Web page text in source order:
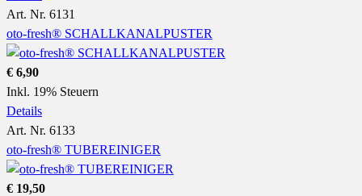
Art. Nr. 6131
oto-fresh® SCHALLKANALPUSTER
€ 6,90
Inkl. 19% Steuern
Details
Art. Nr. 6133
oto-fresh® TUBEREINIGER
€ 19,50